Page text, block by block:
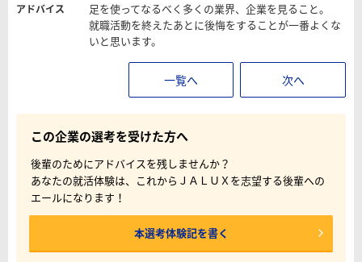
アドバイス
足を使ってなるべく多くの業界、企業を見ること。
就職活動を終えたあとに後悔をすることが一番よくな
いと思います。
一覧へ 次へ
この企業の選考を受けた方へ
後輩のためにアドバイスを残しませんか？
あなたの就活体験は、これからＪＡＬＵＸを志望する後輩への
エールになります！
本選考体験記を書く